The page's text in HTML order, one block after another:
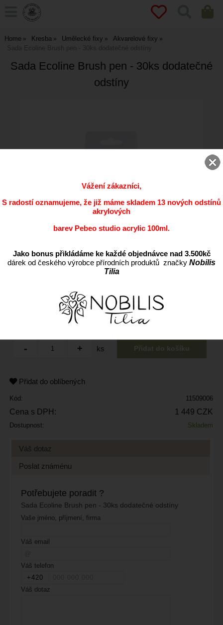
Home Kresba Umělecké fixy
Akvarelové fixy
Sada Ecoline Brush pen - 30ks dodatečné odstíny
Sada Ecoline Brush pen - 30ks dodatečné
odstíny
ks
Přidat do oblíbených
Kód: 11509006
Cena s DPH: 1 449 CZK
Dostupnost: Skladem
Váš dotaz
Poslat známénu
Potřebujete poradit ?
Sada Ecoline Brush pen - 30ks dodatečné odstíny
Vaše jméno, příjmení, firma
Váš email
Váš telefon
Váš dotaz
Vážení zákazníci,
S radostí oznamujeme, že již máme skladem 13 nových odstínů
akrylových
barev Pebeo studio acrylic 100ml.
Jako bonus přikládáme ke každé objednávce nad 3.500kč
dárek od českého výrobce přírodních produktů značky Nobilis
Tilia